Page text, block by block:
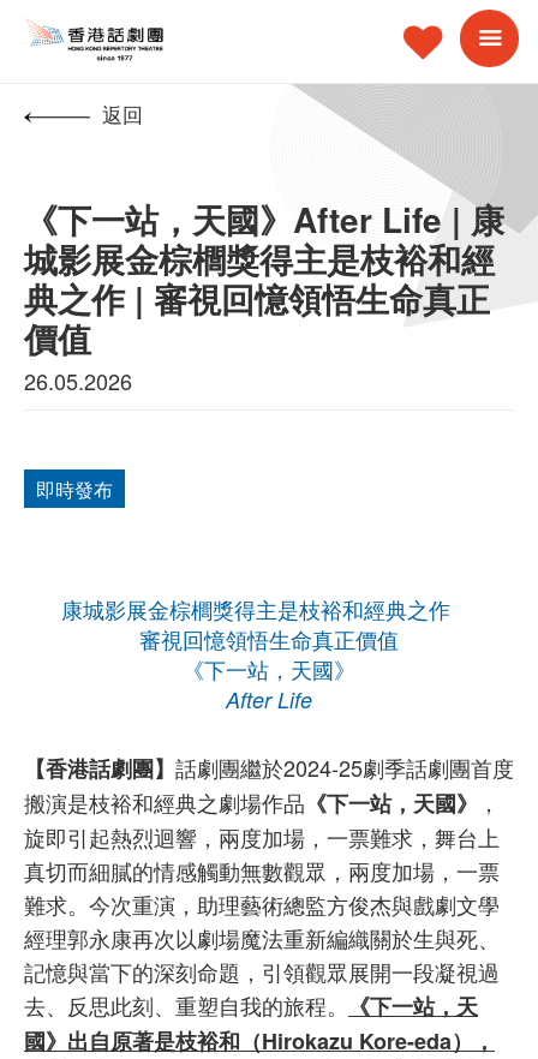
返回
《下一站，天國》After Life | 康
城影展金棕櫚獎得主是枝裕和經
典之作 | 審視回憶領悟生命真正
價值
26.05.2026
即時發布
康城影展金棕櫚獎得主是枝裕和經典之作
審視回憶領悟生命真正價值
《下一站，天國》
After Life
【香港話劇團】 話劇團繼於2024-25劇季話劇團首度
搬演是枝裕和經典之劇場作品 《下一站，天國》
，
旋即引起熱烈迴響，兩度加場，一票難求，舞台上
真切而細膩的情感觸動無數觀眾，兩度加場，一票
難求。今次重演，助理藝術總監方俊杰與戲劇文學
經理郭永康再次以劇場魔法重新編織關於生與死、
記憶與當下的深刻命題，引領觀眾展開一段凝視過
去、反思此刻、重塑自我的旅程。
《下一站，天
國》出自原著是枝裕和（Hirokazu Kore-eda），